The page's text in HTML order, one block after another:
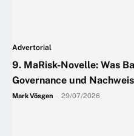
Advertorial
9. MaRisk-Novelle: Was
Governance und
Mark Vösgen 29/07/2026